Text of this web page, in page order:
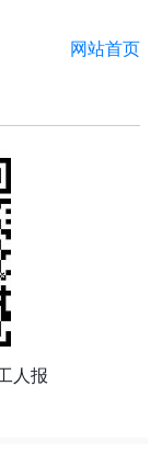
网站首页
人报